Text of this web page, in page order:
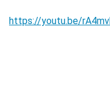
https://youtu.be/